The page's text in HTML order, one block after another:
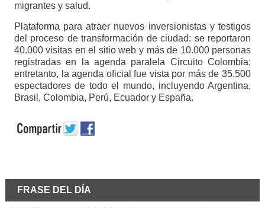
migrantes y salud.
Plataforma para atraer nuevos inversionistas y testigos
del proceso de transformación de ciudad: se reportaron
40.000 visitas en el sitio web y más de 10.000 personas
registradas en la agenda paralela Circuito Colombia;
entretanto, la agenda oficial fue vista por más de 35.500
espectadores de todo el mundo, incluyendo Argentina,
Brasil, Colombia, Perú, Ecuador y España.
FRASE DEL DÍA